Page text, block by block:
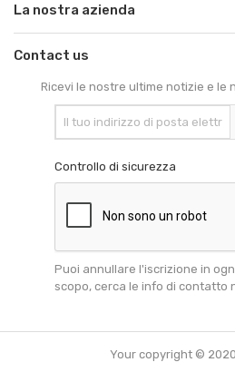
La nostra azienda
Contact us
Ricevi le nostre ultime notizie e le
Controllo di sicurezza
Puoi annullare l'iscrizione in
scopo, cerca le info di contatto
Your copyright ©